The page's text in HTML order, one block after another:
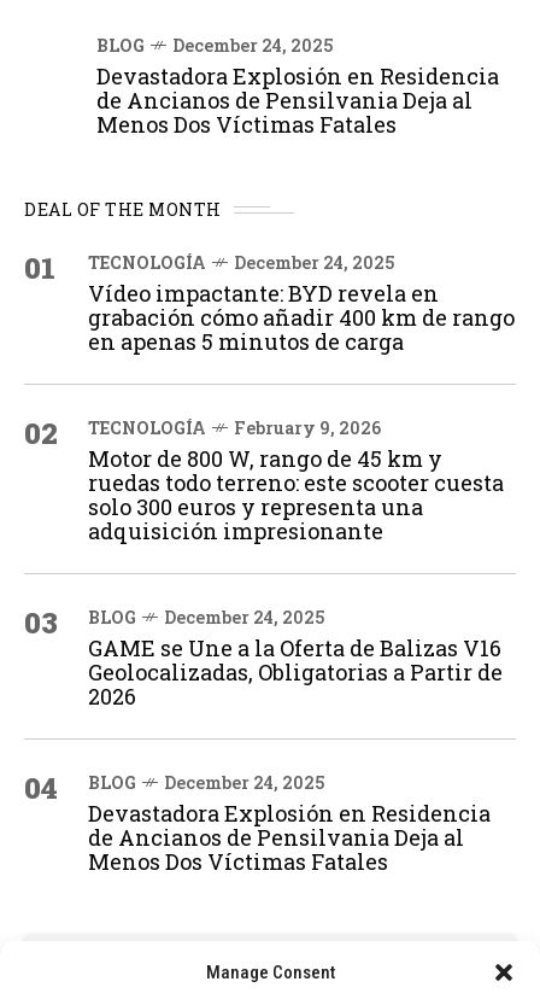
Manage Consent
BLOG December 24, 2025
Devastadora Explosión en Residencia
de Ancianos de Pensilvania Deja al
Menos Dos Víctimas Fatales
DEAL OF THE MONTH
01 TECNOLOGÍA December 24, 2025
Vídeo impactante: BYD revela en
grabación cómo añadir 400 km de rango
en apenas 5 minutos de carga
02 TECNOLOGÍA February 9, 2026
Motor de 800 W, rango de 45 km y
ruedas todo terreno: este scooter cuesta
solo 300 euros y representa una
adquisición impresionante
03 BLOG December 24, 2025
GAME se Une a la Oferta de Balizas V16
Geolocalizadas, Obligatorias a Partir de
2026
04 BLOG December 24, 2025
Devastadora Explosión en Residencia
de Ancianos de Pensilvania Deja al
Menos Dos Víctimas Fatales